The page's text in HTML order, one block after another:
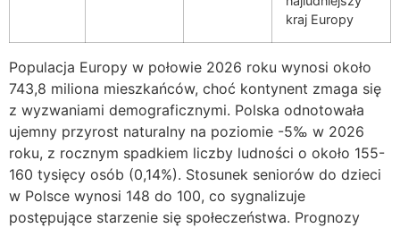
kraj Europy
Populacja Europy w połowie 2026 roku wynosi około
743,8 miliona mieszkańców, choć kontynent zmaga się
z wyzwaniami demograficznymi. Polska odnotowała
ujemny przyrost naturalny na poziomie -5‰ w 2026
roku, z rocznym spadkiem liczby ludności o około 155-
160 tysięcy osób (0,14%). Stosunek seniorów do dzieci
w Polsce wynosi 148 do 100, co sygnalizuje
postępujące starzenie się społeczeństwa. Prognozy